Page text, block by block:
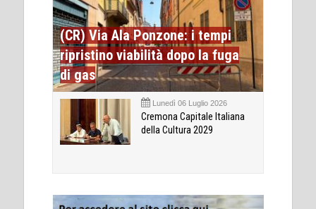
(CR) Via Ala Ponzone: i tempi
ripristino viabilità dopo la fuga
di gas
Lunedì 06 Luglio 2026
Cremona Capitale Italiana
della Cultura 2029